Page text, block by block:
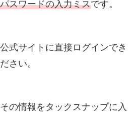
スワードの入力ミスです。
式サイトに直接ログインでき
さい。
の情報をタックスナップに入